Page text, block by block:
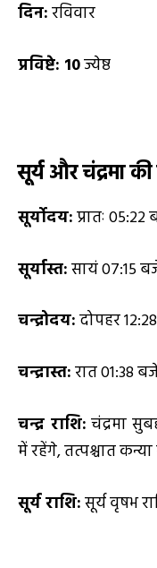
दिन:रविवार
प्रविष्टे: 10ज्येष्ठ
सूर्य और चंद्रमा की
सूर्योदय:प्रातः 05:22
सूर्यास्त:सायं 07:15
चन्द्रोदय:दोपहर
चन्द्रास्त:रात 01:38
चन्द्र राशि: चंद्रमा
में रहेंगे, तत्पश्चात
सूर्य राशि:सूर्य वृषभ